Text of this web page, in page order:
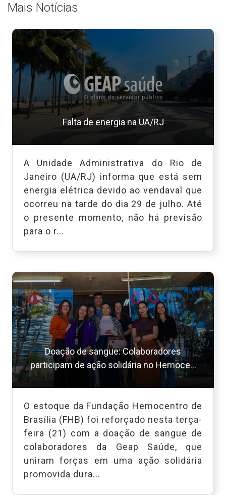
Mais Notícias
Falta de energia na UA/RJ
A Unidade Administrativa do Rio de
Janeiro (UA/RJ) informa que está sem
energia elétrica devido ao vendaval que
ocorreu na tarde do dia 29 de julho. Até
o presente momento, não há previsão
para o r...
Doação de sangue: Colaboradores
participam de ação solidária no Hemoce...
O estoque da Fundação Hemocentro de
Brasília (FHB) foi reforçado nesta terça-
feira (21) com a doação de sangue de
colaboradores da Geap Saúde, que
uniram forças em uma ação solidária
promovida dura...